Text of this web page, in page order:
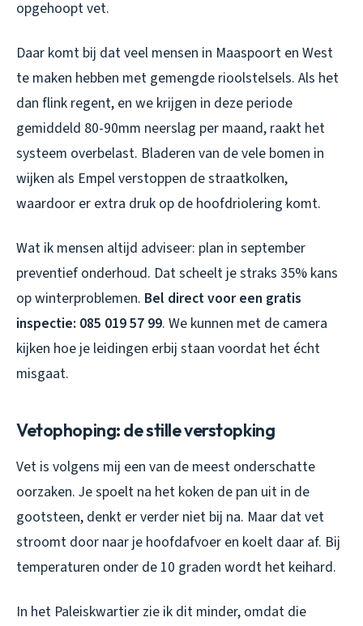
opgehoopt vet.
Daar komt bij dat veel mensen in Maaspoort en West
te maken hebben met gemengde rioolstelsels. Als het
dan flink regent, en we krijgen in deze periode
gemiddeld 80-90mm neerslag per maand, raakt het
systeem overbelast. Bladeren van de vele bomen in
wijken als Empel verstoppen de straatkolken,
waardoor er extra druk op de hoofdriolering komt.
Wat ik mensen altijd adviseer: plan in september
preventief onderhoud. Dat scheelt je straks 35% kans
op winterproblemen. Bel direct voor een gratis
inspectie: 085 019 57 99. We kunnen met de camera
kijken hoe je leidingen erbij staan voordat het écht
misgaat.
Vetophoping: de stille verstopking
Vet is volgens mij een van de meest onderschatte
oorzaken. Je spoelt na het koken de pan uit in de
gootsteen, denkt er verder niet bij na. Maar dat vet
stroomt door naar je hoofdafvoer en koelt daar af. Bij
temperaturen onder de 10 graden wordt het keihard.
In het Paleiskwartier zie ik dit minder, omdat die